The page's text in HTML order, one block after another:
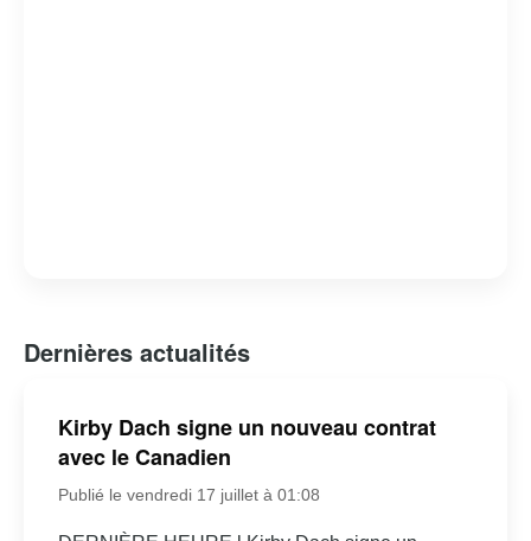
Dernières actualités
Kirby Dach signe un nouveau contrat
avec le Canadien
Publié le vendredi 17 juillet à 01:08